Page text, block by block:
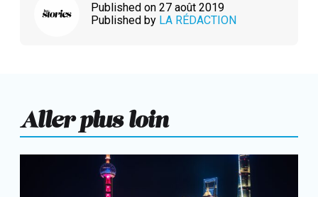
Published on 27 août 2019
Published by LA RÉDACTION
Aller plus loin